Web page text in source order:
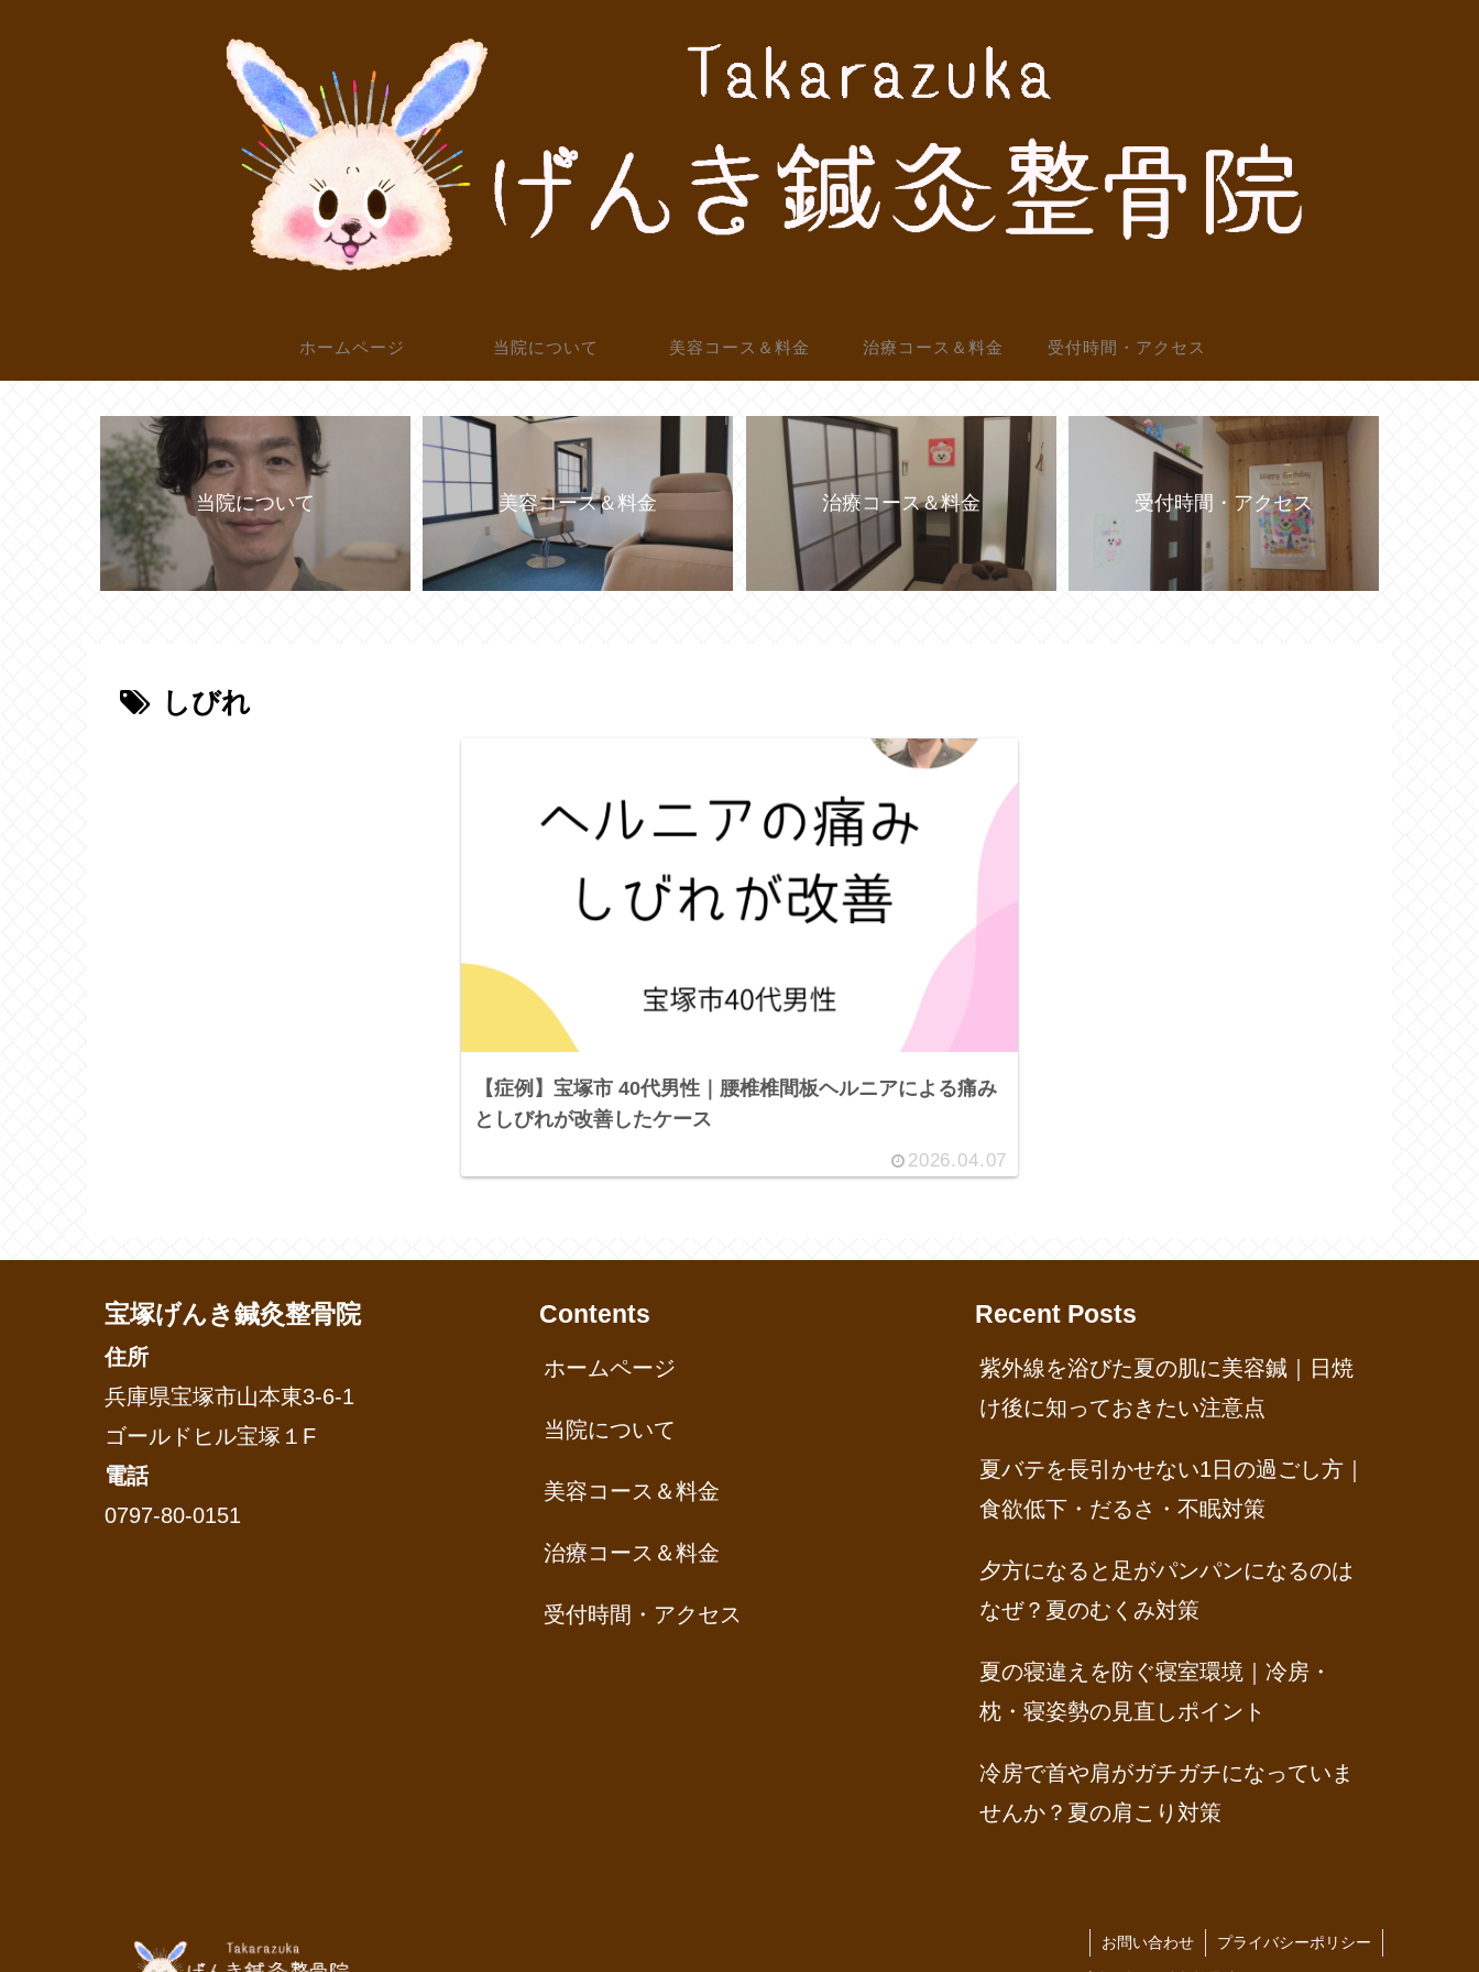
ホームページ 当院について 美容コース＆料金 治療コース＆料金 受付時間・アクセス
当院について 美容コース＆料金 治療コース＆料金 受付時間・アクセス
しびれ
【症例】宝塚市 40代男性｜腰椎椎間板ヘルニアによる痛み
としびれが改善したケース
2026.04.07
宝塚げんき鍼灸整骨院
住所
兵庫県宝塚市山本東3-6-1
ゴールドヒル宝塚１F
電話
0797-80-0151
Contents
ホームページ
当院について
美容コース＆料金
治療コース＆料金
受付時間・アクセス
Recent Posts
紫外線を浴びた夏の肌に美容鍼｜日焼
け後に知っておきたい注意点
夏バテを長引かせない1日の過ごし方｜
食欲低下・だるさ・不眠対策
夕方になると足がパンパンになるのは
なぜ？夏のむくみ対策
夏の寝違えを防ぐ寝室環境｜冷房・
枕・寝姿勢の見直しポイント
冷房で首や肩がガチガチになっていま
せんか？夏の肩こり対策
お問い合わせ プライバシーポリシー